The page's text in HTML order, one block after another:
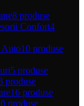
8 produse
Confort4
Auto10 produse
5 produse
produse
16 produse
produse